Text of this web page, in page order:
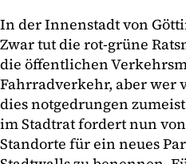
In der Innenstadt von
Zwar tut die rot-grüne
die öffentlichen
Fahrradverkehr, aber wer
dies notgedrungen
im Stadtrat fordert nun
Standorte für ein neues